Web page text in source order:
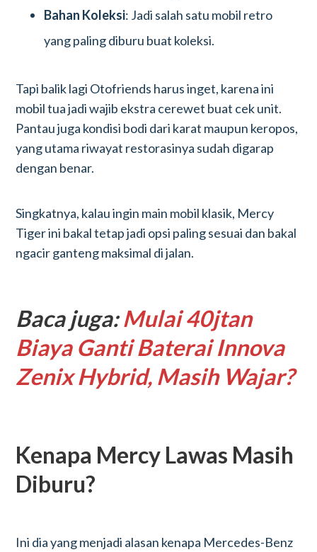
Bahan Koleksi: Jadi salah satu mobil retro
yang paling diburu buat koleksi.
Tapi balik lagi Otofriends harus inget, karena ini
mobil tua jadi wajib ekstra cerewet buat cek unit.
Pantau juga kondisi bodi dari karat maupun keropos,
yang utama riwayat restorasinya sudah digarap
dengan benar.
Singkatnya, kalau ingin main mobil klasik, Mercy
Tiger ini bakal tetap jadi opsi paling sesuai dan bakal
ngacir ganteng maksimal di jalan.
Baca juga:Mulai 40jtan
Biaya Ganti Baterai Innova
Zenix Hybrid, Masih Wajar?
Kenapa Mercy Lawas Masih
Diburu?
Ini dia yang menjadi alasan kenapa Mercedes-Benz